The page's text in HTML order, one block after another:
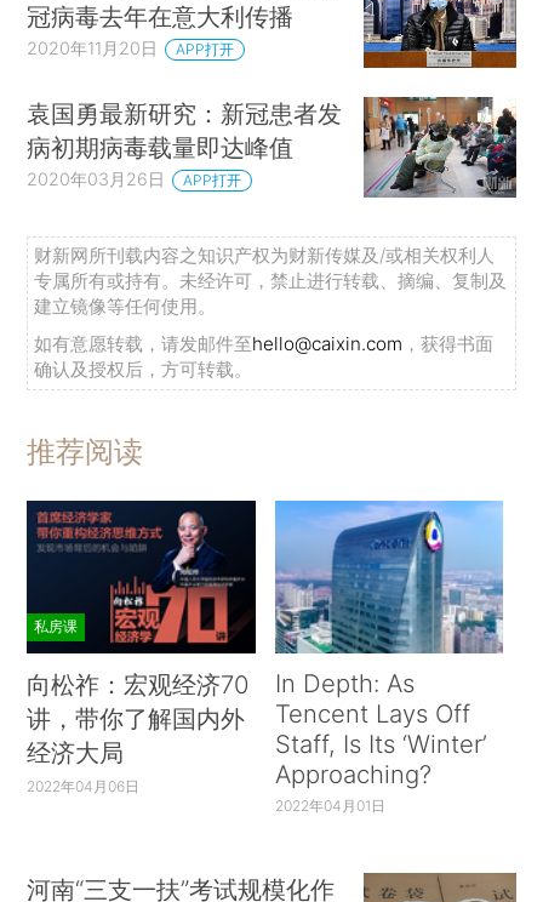
冠病毒去年在意大利传播
2020年11月20日 APP打开
袁国勇最新研究：新冠患者发
病初期病毒载量即达峰值
2020年03月26日 APP打开
财新网所刊载内容之知识产权为财新传媒及/或相关权利人
专属所有或持有。未经许可，禁止进行转载、摘编、复制及
建立镜像等任何使用。
如有意愿转载，请发邮件至hello@caixin.com ，获得书面
确认及授权后，方可转载。
推荐阅读
私房课
向松祚：宏观经济70
讲，带你了解国内外
经济大局
2022年04月06日
In Depth: As
Tencent Lays Off
Staff, Is Its ‘Winter’
Approaching?
2022年04月01日
河南“三支一扶”考试规模化作